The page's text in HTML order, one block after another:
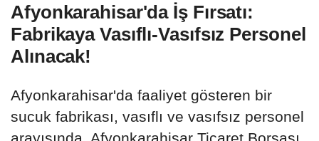
Afyonkarahisar'da İş Fırsatı:
Fabrikaya Vasıflı-Vasıfsız Personel
Alınacak!
Afyonkarahisar'da faaliyet gösteren bir
sucuk fabrikası, vasıflı ve vasıfsız personel
arayışında. Afyonkarahisar Ticaret Borsası